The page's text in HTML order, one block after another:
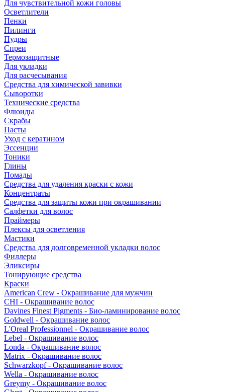
Для чувствительной кожи головы
Осветлители
Пенки
Пилинги
Пудры
Спреи
Термозащитные
Для укладки
Для расчесывания
Средства для химической завивки
Сыворотки
Технические средства
Флюиды
Скрабы
Пасты
Уход с кератином
Эссенции
Тоники
Глины
Помады
Средства для удаления краски с кожи
Концентраты
Средства для защиты кожи при окрашивании
Салфетки для волос
Праймеры
Плексы для осветления
Мастики
Средства для долговременной укладки волос
Филлеры
Эликсиры
Тонирующие средства
Краски
American Crew - Окрашивание для мужчин
CHI - Окрашивание волос
Davines Finest Pigments - Био-ламинирование волос
Goldwell - Окрашивание волос
L'Oreal Professionnel - Окрашивание волос
Lebel - Окрашивание волос
Londa - Окрашивание волос
Matrix - Окрашивание волос
Schwarzkopf - Окрашивание волос
Wella - Окрашивание волос
Greymy - Окрашивание волос